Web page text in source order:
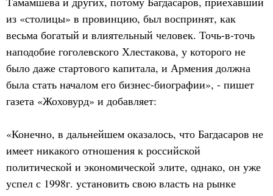
из «столицы» в провинцию, был воспринят, как
весьма богатый и влиятельный человек. Точь-в-точь
наподобие гоголевского Хлестакова, у которого не
было даже стартового капитала, и Армения должна
была стать началом его бизнес-биографии», - пишет
газета «Жоховурд» и добавляет:
«Конечно, в дальнейшем оказалось, что Багдасаров не
имеет никакого отношения к российской
политической и экономической элите, однако, он уже
успел с 1998г. установить свою власть на рынке